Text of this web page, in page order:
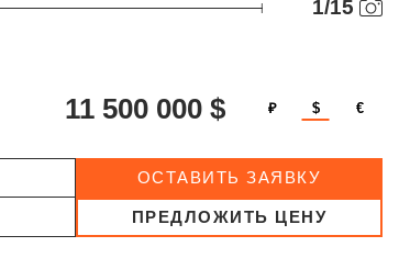
1/15
11 500 000 $ ₽ $ €
ОСТАВИТЬ ЗАЯВКУ
ПРЕДЛОЖИТЬ ЦЕНУ